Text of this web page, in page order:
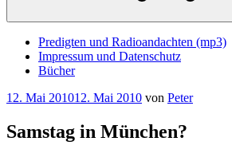
Predigten und Radioandachten (mp3)
Impressum und Datenschutz
Bücher
Veröffentlicht
12. Mai 201012. Mai 2010 von Peter
Samstag in München?